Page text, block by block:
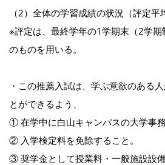
（2）全体の学習成績の状況（評定平
※評定は、最終学年の1学期末（2学
のものを用いる。
・この推薦入試は、学ぶ意欲のある
とができるよう、
① 在学中に白山キャンパスの大学事
② 入学検定料を免除すること。
③ 奨学金として授業料・一般施設設